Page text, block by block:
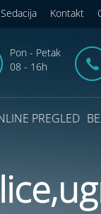
Sedacija Kontakt
Pon - Petak
08 - 16h
PREGLED